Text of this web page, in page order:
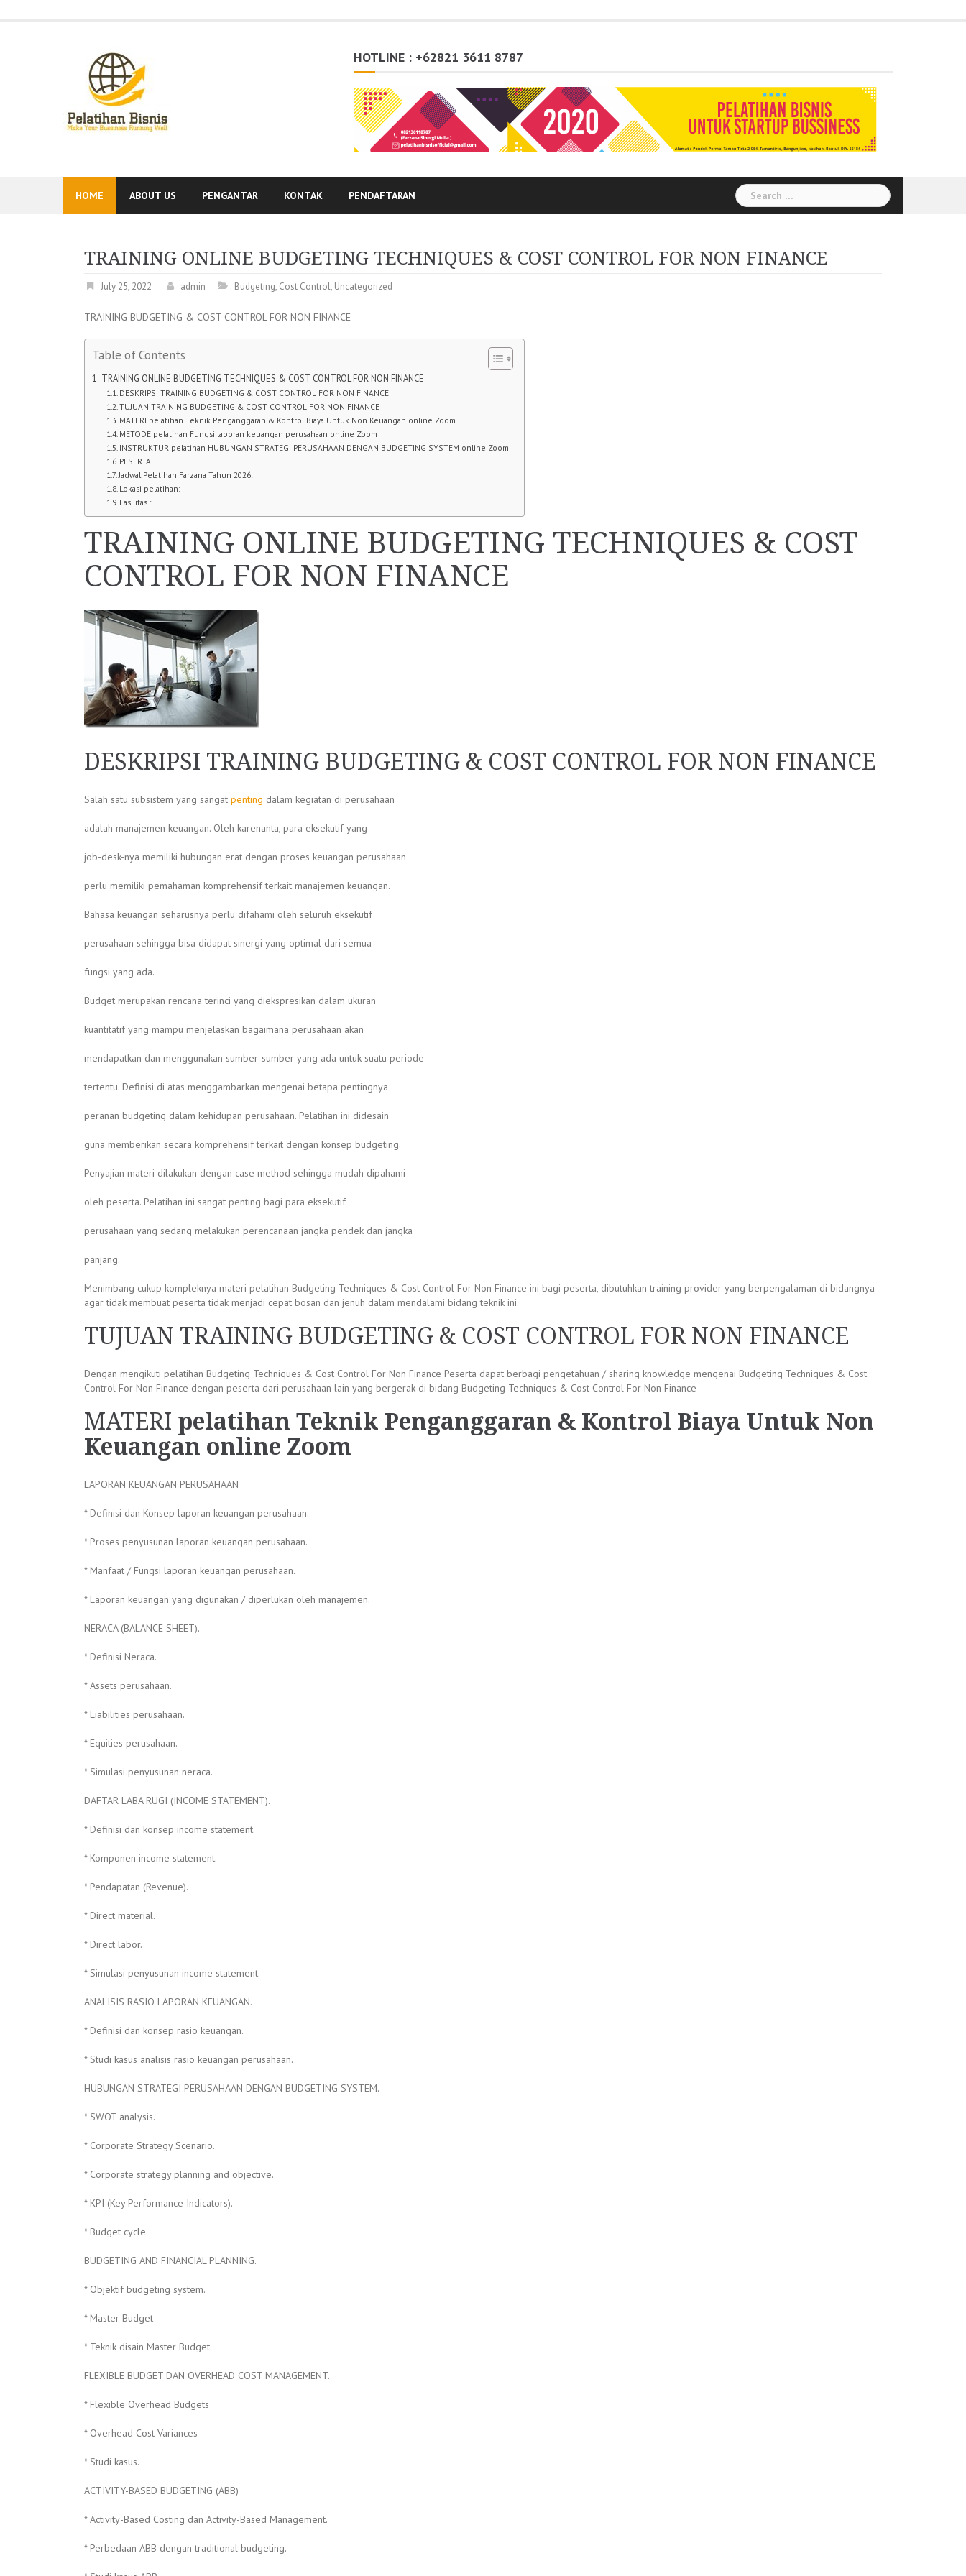
HOTLINE : +62821 3611 8787
HOME ABOUT US PENGANTAR KONTAK PENDAFTARAN
Search
for:
TRAINING ONLINE BUDGETING TECHNIQUES & COST CONTROL FOR NON FINANCE
July 25, 2022 admin Budgeting, Cost Control, Uncategorized
TRAINING BUDGETING & COST CONTROL FOR NON FINANCE
Table of Contents
TRAINING ONLINE BUDGETING TECHNIQUES & COST CONTROL FOR NON FINANCE
DESKRIPSI TRAINING BUDGETING & COST CONTROL FOR NON FINANCE
TUJUAN TRAINING BUDGETING & COST CONTROL FOR NON FINANCE
MATERI pelatihan Teknik Penganggaran & Kontrol Biaya Untuk Non Keuangan online Zoom
METODE pelatihan Fungsi laporan keuangan perusahaan online Zoom
INSTRUKTUR pelatihan HUBUNGAN STRATEGI PERUSAHAAN DENGAN BUDGETING SYSTEM online Zoom
PESERTA
Jadwal Pelatihan Farzana Tahun 2026:
Lokasi pelatihan:
Fasilitas :
TRAINING ONLINE BUDGETING TECHNIQUES & COST
CONTROL FOR NON FINANCE
DESKRIPSI TRAINING BUDGETING & COST CONTROL FOR NON FINANCE
Salah satu subsistem yang sangat penting dalam kegiatan di perusahaan
adalah manajemen keuangan. Oleh karenanta, para eksekutif yang
job-desk-nya memiliki hubungan erat dengan proses keuangan perusahaan
perlu memiliki pemahaman komprehensif terkait manajemen keuangan.
Bahasa keuangan seharusnya perlu difahami oleh seluruh eksekutif
perusahaan sehingga bisa didapat sinergi yang optimal dari semua
fungsi yang ada.
Budget merupakan rencana terinci yang diekspresikan dalam ukuran
kuantitatif yang mampu menjelaskan bagaimana perusahaan akan
mendapatkan dan menggunakan sumber-sumber yang ada untuk suatu periode
tertentu. Definisi di atas menggambarkan mengenai betapa pentingnya
peranan budgeting dalam kehidupan perusahaan. Pelatihan ini didesain
guna memberikan secara komprehensif terkait dengan konsep budgeting.
Penyajian materi dilakukan dengan case method sehingga mudah dipahami
oleh peserta. Pelatihan ini sangat penting bagi para eksekutif
perusahaan yang sedang melakukan perencanaan jangka pendek dan jangka
panjang.
Menimbang cukup kompleknya materi pelatihan Budgeting Techniques & Cost Control For Non Finance ini bagi peserta, dibutuhkan training provider yang berpengalaman di bidangnya
agar tidak membuat peserta tidak menjadi cepat bosan dan jenuh dalam mendalami bidang teknik ini.
TUJUAN TRAINING BUDGETING & COST CONTROL FOR NON FINANCE
Dengan mengikuti pelatihan Budgeting Techniques & Cost Control For Non Finance Peserta dapat berbagi pengetahuan / sharing knowledge mengenai Budgeting Techniques & Cost
Control For Non Finance dengan peserta dari perusahaan lain yang bergerak di bidang Budgeting Techniques & Cost Control For Non Finance
MATERI pelatihan Teknik Penganggaran & Kontrol Biaya Untuk Non
Keuangan online Zoom
LAPORAN KEUANGAN PERUSAHAAN
* Definisi dan Konsep laporan keuangan perusahaan.
* Proses penyusunan laporan keuangan perusahaan.
* Manfaat / Fungsi laporan keuangan perusahaan.
* Laporan keuangan yang digunakan / diperlukan oleh manajemen.
NERACA (BALANCE SHEET).
* Definisi Neraca.
* Assets perusahaan.
* Liabilities perusahaan.
* Equities perusahaan.
* Simulasi penyusunan neraca.
DAFTAR LABA RUGI (INCOME STATEMENT).
* Definisi dan konsep income statement.
* Komponen income statement.
* Pendapatan (Revenue).
* Direct material.
* Direct labor.
* Simulasi penyusunan income statement.
ANALISIS RASIO LAPORAN KEUANGAN.
* Definisi dan konsep rasio keuangan.
* Studi kasus analisis rasio keuangan perusahaan.
HUBUNGAN STRATEGI PERUSAHAAN DENGAN BUDGETING SYSTEM.
* SWOT analysis.
* Corporate Strategy Scenario.
* Corporate strategy planning and objective.
* KPI (Key Performance Indicators).
* Budget cycle
BUDGETING AND FINANCIAL PLANNING.
* Objektif budgeting system.
* Master Budget
* Teknik disain Master Budget.
FLEXIBLE BUDGET DAN OVERHEAD COST MANAGEMENT.
* Flexible Overhead Budgets
* Overhead Cost Variances
* Studi kasus.
ACTIVITY-BASED BUDGETING (ABB)
* Activity-Based Costing dan Activity-Based Management.
* Perbedaan ABB dengan traditional budgeting.